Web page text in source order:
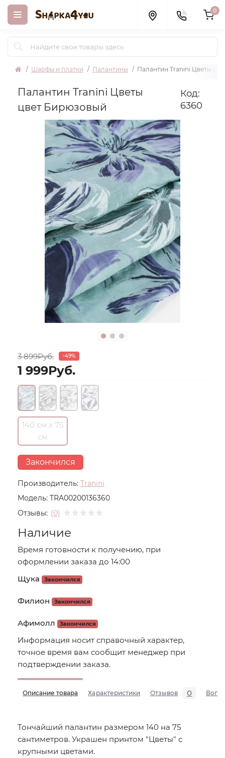
0
Шарфы и платки Палантины Палантин Tranini Цветы
Палантин Tranini Цветы
цвет Бирюзовый
Код:
6360
Производитель: Tranini
Модель: TRA00200136360
Отзывы: (0)
3 899Руб. -49%
1 999Руб.
140 см х 75
см
Закончился
Наличие
Время готовности к получению, при
оформлении заказа до 14:00
Щука
Закончился
Филион Закончился
Афимолл Закончился
Информация носит справочный характер,
точное время вам сообщит менеджер при
подтверждении заказа.
Описание товара Характеристики Отзывов 0
Тончайший палантин размером 140 на 75
сантиметров. Украшен принтом "Цветы" с
крупными цветами.